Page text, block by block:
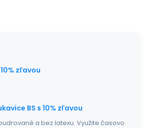
zľavou
BS s 10% zľavou
a bez latexu. Využite časovo